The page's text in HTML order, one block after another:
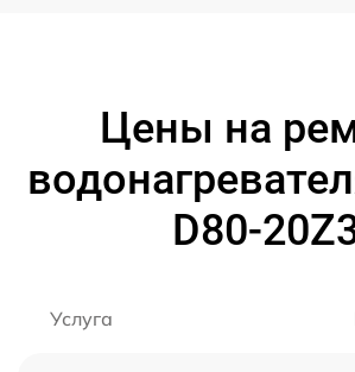
Цены на
D80-
Услуга